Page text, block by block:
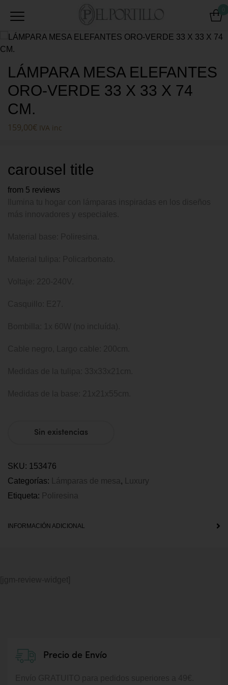
LÁMPARA MESA ELEFANTES
ORO-VERDE 33 X 33 X 74
CM.
159,00€ IVA inc
carousel title
from 5 reviews
Sin existencias
SKU: 153476
Categorías:
Lámparas de mesa,
Luxury
Etiqueta: Poliresina
INFORMACIÓN ADICIONAL
Precio de Envío